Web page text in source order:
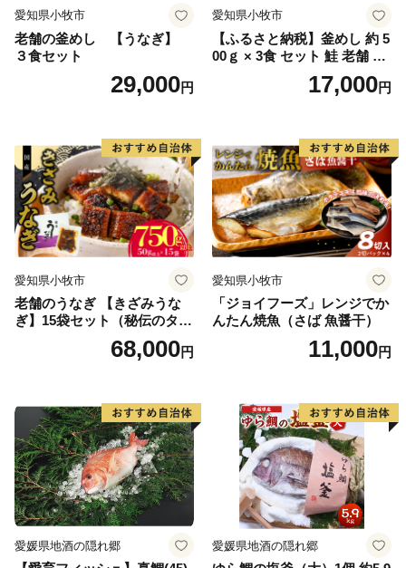
愛知県小牧市
老舗の釜めし 【うなぎ】
３食セット
29,000円
愛知県小牧市
【ふるさと納税】釜めし 約 5
00ｇ × 3食 セット 鮭 老舗 急
速冷凍 レンチン 時短 簡単調
理 食品 加工品 海鮮 手作り
り寄せグルメ 愛知県 小牧市
送料無料
17,000円
愛知県小牧市
老舗のうなぎ 【きざみうな
ぎ】15袋セット（秘伝のタレ
68,000円
愛知県小牧市
「ジョイフーズ」レンジでか
んたん焼魚（さば 魚醤干）
11,000円
愛媛県地酒の隠れ郷 愛媛県地酒の隠れ郷